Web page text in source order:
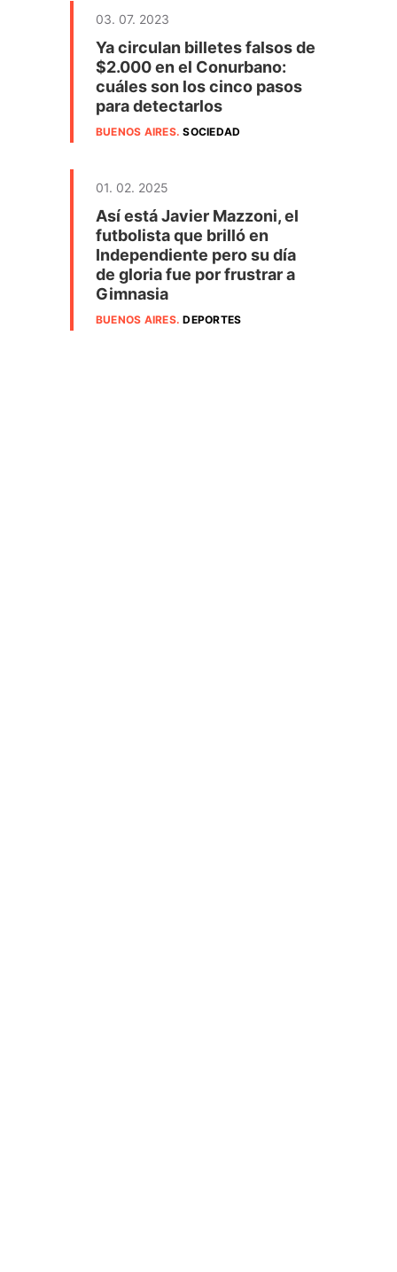
03. 07. 2023
Ya circulan billetes falsos de
$2.000 en el Conurbano:
cuáles son los cinco pasos
para detectarlos
BUENOS AIRES.SOCIEDAD
01. 02. 2025
Así está Javier Mazzoni, el
futbolista que brilló en
Independiente pero su día
de gloria fue por frustrar a
Gimnasia
BUENOS AIRES.DEPORTES